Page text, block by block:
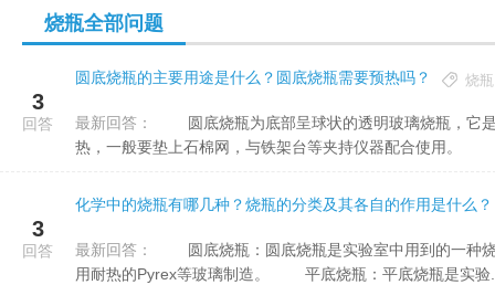
烧瓶全部问题
3
回答
圆底烧瓶的主要用途是什么？圆底烧瓶需要预热吗？ 烧瓶
最新回答：
热，一般要垫上石棉网，与铁架台等夹持仪器配合使用。
3
回答
化学中的烧瓶有哪几种？烧瓶的分类及其各自的作用是什么？
最新回答：
用耐热的Pyrex等玻璃制造。 平底烧瓶：平底烧瓶是实验